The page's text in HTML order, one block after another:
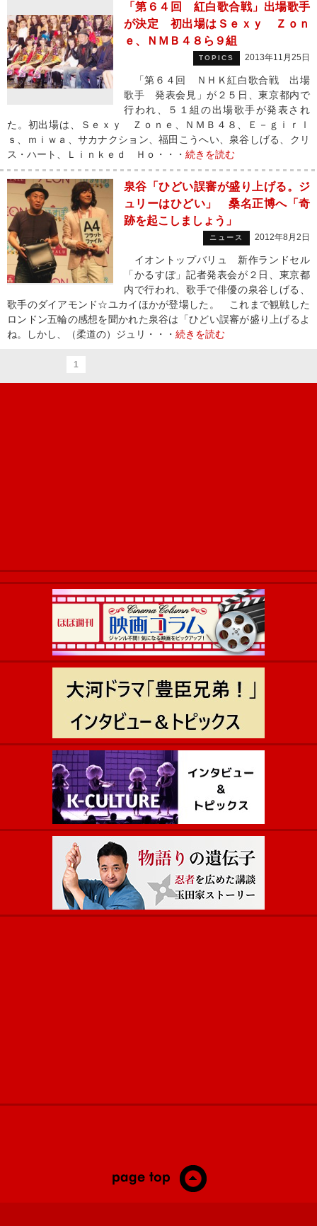
「第６４回 紅白歌合戦」出場歌手
が決定 初出場はＳｅｘｙ Ｚｏｎ
ｅ、ＮＭＢ４８ら９組
TOPICS 2013年11月25日
「第６４回 ＮＨＫ紅白歌合戦 出場
歌手 発表会見」が２５日、東京都内で
行われ、５１組の出場歌手が発表され
た。初出場は、Ｓｅｘｙ Ｚｏｎｅ、ＮＭＢ４８、Ｅ－ｇｉｒｌ
ｓ、ｍｉｗａ、サカナクション、福田こうへい、泉谷しげる、クリ
ス・ハート、Ｌｉｎｋｅｄ Ｈｏ・・・ 続きを読む
泉谷「ひどい誤審が盛り上げる。ジ
ュリーはひどい」 桑名正博へ「奇
跡を起こしましょう」
ニュース 2012年8月2日
イオントップバリュ 新作ランドセル
「かるすぽ」記者発表会が２日、東京都
内で行われ、歌手で俳優の泉谷しげる、
歌手のダイアモンド☆ユカイほかが登場した。 これまで観戦した
ロンドン五輪の感想を聞かれた泉谷は「ひどい誤審が盛り上げるよ
ね。しかし、（柔道の）ジュリ・・・ 続きを読む
1